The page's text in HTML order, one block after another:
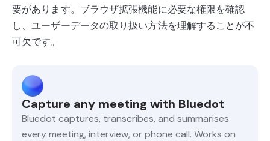
要があります。ブラウザ拡張機能に必要な権限を確認
し、ユーザーデータの取り扱い方法を理解することが不
可欠です。
Capture any meeting with Bluedot
Bluedot captures, transcribes, and summarises
every meeting, interview, or phone call. Works on